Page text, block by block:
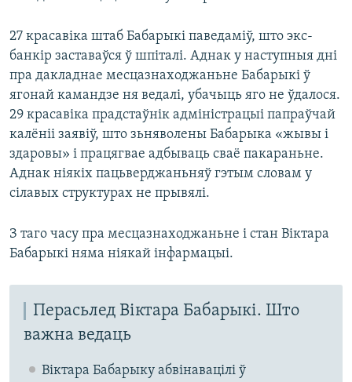
27 красавіка штаб Бабарыкі паведаміў, што экс-
банкір заставаўся ў шпіталі. Аднак у наступныя дні
пра дакладнае месцазнаходжаньне Бабарыкі ў
ягонай камандзе ня ведалі, убачыць яго не ўдалося.
29 красавіка прадстаўнік адміністрацыі папраўчай
калёніі заявіў, што зьняволены Бабарыка «жывы і
здаровы» і працягвае адбываць сваё пакараньне.
Аднак ніякіх пацьверджаньняў гэтым словам у
сілавых структурах не прывялі.
З таго часу пра месцазнаходжаньне і стан Віктара
Бабарыкі няма ніякай інфармацыі.
Перасьлед Віктара Бабарыкі. Што
важна ведаць
Віктара Бабарыку абвінавацілі ў